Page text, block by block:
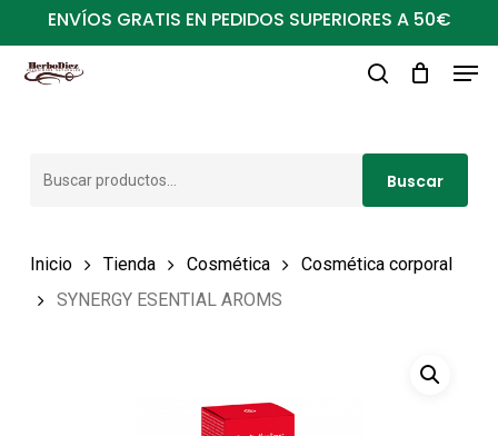
al
contenido
ENVÍOS GRATIS EN PEDIDOS SUPERIORES A 50€
Buscar
Inicio Tienda Cosmética
Cosmética corporal
SYNERGY ESENTIAL AROMS
Close